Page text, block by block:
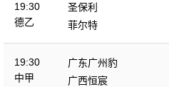
19:30
德乙
圣保利
菲尔特
19:30
中甲
广东广州豹
广西恒宸